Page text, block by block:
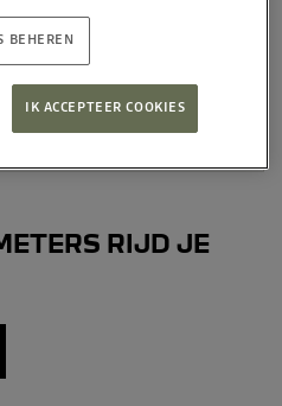
RIJD JE
BEHEREN
IK ACCEPTEER COOKIES